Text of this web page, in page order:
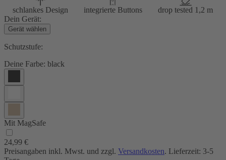
schlankes Design integrierte Buttons
drop tested 1,2 m
Dein Gerät:
Gerät wählen
Schutzstufe:
Deine Farbe: black
Mit MagSafe
24,99 €
Preisangaben inkl. Mwst. und zzgl. Versandkosten. Lieferzeit: 3-5